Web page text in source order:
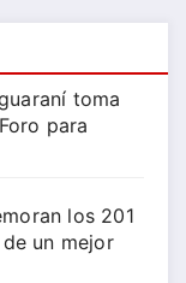
toma
para
los 201
un mejor